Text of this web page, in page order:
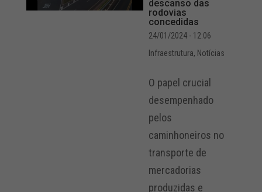
descanso das
rodovias
concedidas
24/01/2024 - 12:06
Infraestrutura, Notícias
O papel crucial
desempenhado
pelos
caminhoneiros no
transporte de
mercadorias
produzidas e